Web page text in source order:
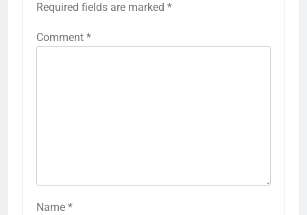
Required fields are marked *
Comment *
Name *